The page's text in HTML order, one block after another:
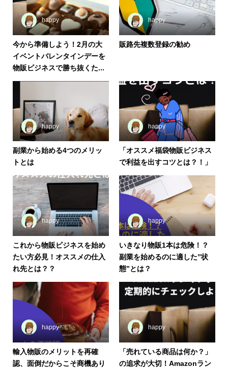
happy
今から準備しよう！2月の大
イベントバレンタインデーを
物販ビジネスで勝ち抜くた...
happy
販路先複数登録の勧め
happy
副業から始める4つのメリッ
トとは
happy
「オススメ福袋物販ビジネス
で利益を出すコツとは？！」
happy
これから物販ビジネスを始め
たい方必見！オススメの仕入
れ先とは？？
happy
いきなり物販1本は危険！？
副業を始めるのに適した”状
態”とは？
happy
輸入物販のメリットを再確
認、面倒だからこそ商機あり
happy
「売れている商品は何か？」
の追求が大切！Amazonラン